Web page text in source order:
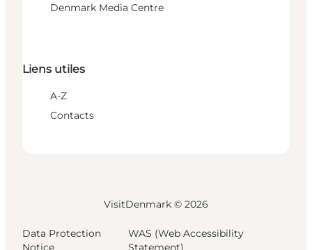
Denmark Media Centre
Liens utiles
A-Z
Contacts
VisitDenmark © 2026
Data Protection
Notice
WAS (Web Accessibility
Statement)